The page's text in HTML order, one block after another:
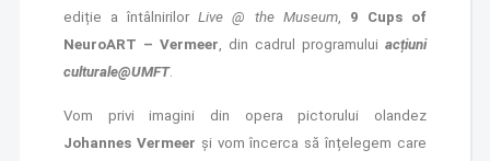
ediție a întâlnirilorLive @ the Museum, 9 Cups of
NeuroART – Vermeer, din cadrul programuluiacțiuni
culturale@UMFT.
Vom privi imagini din opera pictorului olandez
Johannes Vermeer și vom încerca să înțelegem care